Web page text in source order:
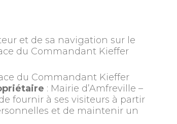
et de sa navigation sur le
du Commandant Kieffer
du Commandant Kieffer
: Mairie d’Amfreville –
fournir à ses visiteurs à partir
et de maintenir un